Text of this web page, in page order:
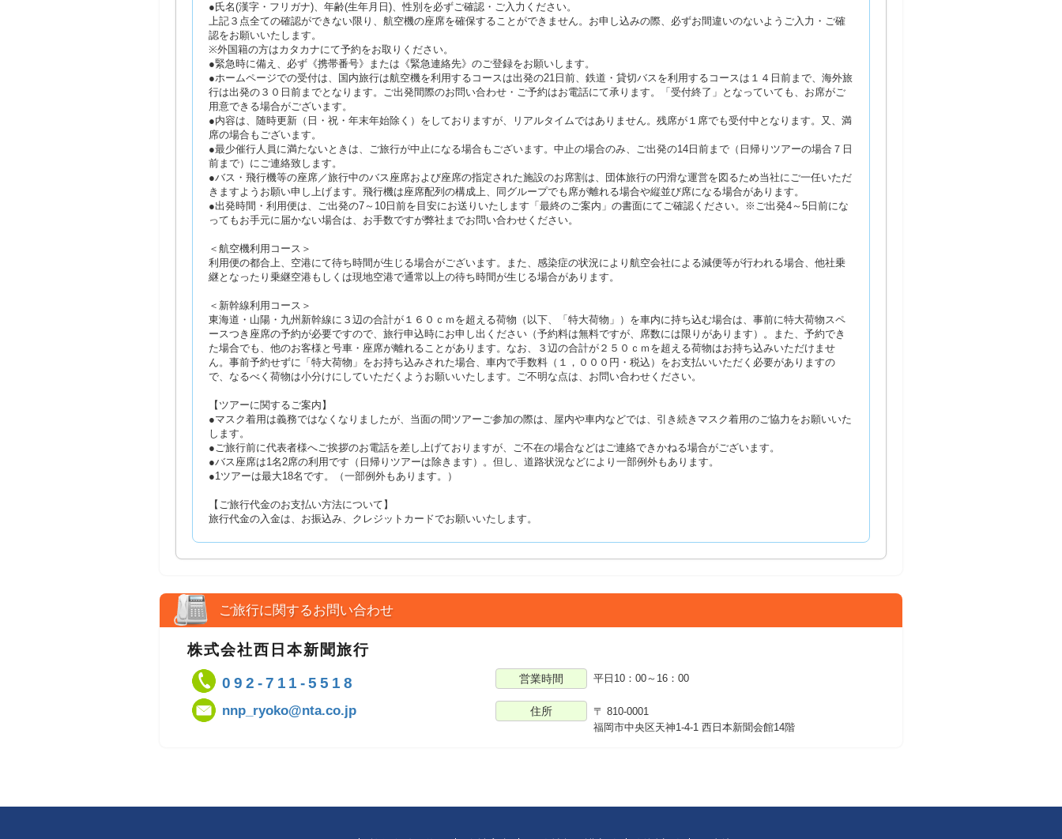
●氏名(漢字・フリガナ)、年齢(生年月日)、性別を必ずご確認・ご入力ください。
上記３点全ての確認ができない限り、航空機の座席を確保することができません。お申し込みの際、必ずお間違いのないようご入力・ご確
認をお願いいたします。
※外国籍の方はカタカナにて予約をお取りください。
●緊急時に備え、必ず《携帯番号》または《緊急連絡先》のご登録をお願いします。
●ホームページでの受付は、国内旅行は航空機を利用するコースは出発の21日前、鉄道・貸切バスを利用するコースは１４日前まで、海外旅
行は出発の３０日前までとなります。ご出発間際のお問い合わせ・ご予約はお電話にて承ります。「受付終了」となっていても、お席がご
用意できる場合がございます。
●内容は、随時更新（日・祝・年末年始除く）をしておりますが、リアルタイムではありません。残席が１席でも受付中となります。又、満
席の場合もございます。
●最少催行人員に満たないときは、ご旅行が中止になる場合もございます。中止の場合のみ、ご出発の14日前まで（日帰りツアーの場合７日
前まで）にご連絡致します。
●バス・飛行機等の座席／旅行中のバス座席および座席の指定された施設のお席割は、団体旅行の円滑な運営を図るため当社にご一任いただ
きますようお願い申し上げます。飛行機は座席配列の構成上、同グループでも席が離れる場合や縦並び席になる場合があります。
●出発時間・利用便は、ご出発の7～10日前を目安にお送りいたします「最終のご案内」の書面にてご確認ください。※ご出発4～5日前にな
ってもお手元に届かない場合は、お手数ですが弊社までお問い合わせください。
＜航空機利用コース＞
利用便の都合上、空港にて待ち時間が生じる場合がございます。また、感染症の状況により航空会社による減便等が行われる場合、他社乗
継となったり乗継空港もしくは現地空港で通常以上の待ち時間が生じる場合があります。
＜新幹線利用コース＞
東海道・山陽・九州新幹線に３辺の合計が１６０ｃｍを超える荷物（以下、「特大荷物」）を車内に持ち込む場合は、事前に特大荷物スペ
ースつき座席の予約が必要ですので、旅行申込時にお申し出ください（予約料は無料ですが、席数には限りがあります）。また、予約でき
た場合でも、他のお客様と号車・座席が離れることがあります。なお、３辺の合計が２５０ｃｍを超える荷物はお持ち込みいただけませ
ん。事前予約せずに「特大荷物」をお持ち込みされた場合、車内で手数料（１，０００円・税込）をお支払いいただく必要がありますの
で、なるべく荷物は小分けにしていただくようお願いいたします。ご不明な点は、お問い合わせください。
【ツアーに関するご案内】
●マスク着用は義務ではなくなりましたが、当面の間ツアーご参加の際は、屋内や車内などでは、引き続きマスク着用のご協力をお願いいた
します。
●ご旅行前に代表者様へご挨拶のお電話を差し上げておりますが、ご不在の場合などはご連絡できかねる場合がございます。
●バス座席は1名2席の利用です（日帰りツアーは除きます）。但し、道路状況などにより一部例外もあります。
●1ツアーは最大18名です。（一部例外もあります。）
【ご旅行代金のお支払い方法について】
旅行代金の入金は、お振込み、クレジットカードでお願いいたします。
ご旅行に関するお問い合わせ
株式会社西日本新聞旅行
092-711-5518
営業時間 平日10：00～16：00
nnp_ryoko@nta.co.jp 住所
〒 810-0001
福岡市中央区天神1-4-1 西日本新聞会館14階